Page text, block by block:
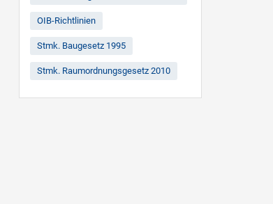
OIB-Richtlinien
Stmk. Baugesetz 1995
Stmk. Raumordnungsgesetz 2010